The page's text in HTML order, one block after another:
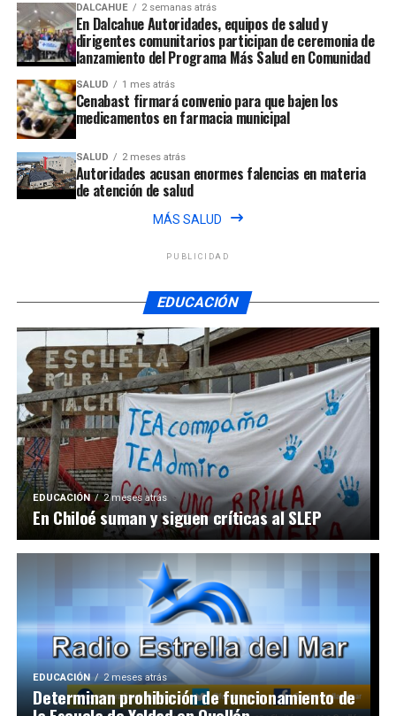
DALCAHUE 2 semanas atrás
En Dalcahue Autoridades, equipos de salud y
dirigentes comunitarios participan de ceremonia de
lanzamiento del Programa Más Salud en Comunidad
SALUD 1 mes atrás
Cenabast firmará convenio para que bajen los
medicamentos en farmacia municipal
SALUD 2 meses atrás
Autoridades acusan enormes falencias en materia
de atención de salud
MÁS SALUD
PUBLICIDAD
EDUCACIÓN
EDUCACIÓN 2 meses atrás
En Chiloé suman y siguen críticas al SLEP
EDUCACIÓN 2 meses atrás
Determinan prohibición de funcionamiento de